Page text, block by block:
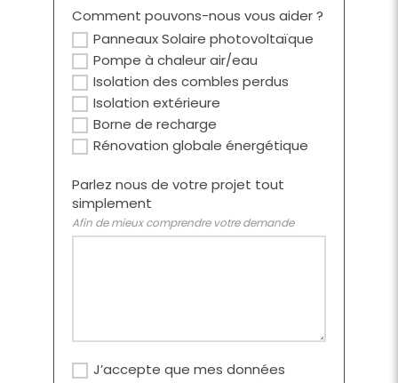
Comment pouvons-nous vous aider ?
Panneaux Solaire photovoltaïque
Pompe à chaleur air/eau
Isolation des combles perdus
Isolation extérieure
Borne de recharge
Rénovation globale énergétique
Parlez nous de votre projet tout
simplement
Afin de mieux comprendre votre demande
J’accepte que mes données